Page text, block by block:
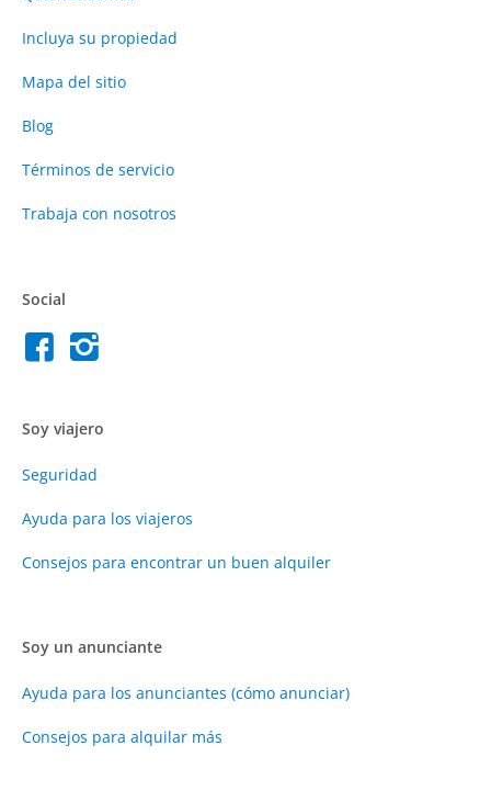
Incluya su propiedad
Mapa del sitio
Blog
Términos de servicio
Trabaja con nosotros
Social
Soy viajero
Seguridad
Ayuda para los viajeros
Consejos para encontrar un buen alquiler
Soy un anunciante
Ayuda para los anunciantes (cómo anunciar)
Consejos para alquilar más